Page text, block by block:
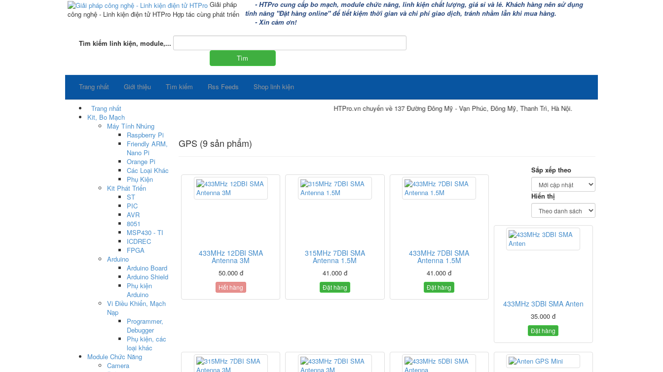
Giải pháp
công nghệ - Linh kiện điện tử HTPro Hợp tác cùng phát triển
- HTPro cung cấp bo mạch, module chức năng, linh kiện chất lượng, giá sỉ và lẻ. Khách hàng nên sử dụng
tính năng "Đặt hàng online" để tiết kiệm thời gian và chi phí giao dịch, tránh nhầm lẫn khi mua hàng.
- Xin cảm ơn!
Tìm kiếm linh kiện, module,...
Trang nhất Giới thiệu Tìm kiếm Rss Feeds Shop linh kiện
HTPro.vn chuyển về 137 Đường Đông Mỹ - Vạn Phúc, Đông Mỹ, Thanh Trì, Hà Nội.
GPS (9 sản phẩm)
Sắp xếp theo
Hiển thị
433MHz 12DBI SMA
Antenna 3M
50.000 đ
Hết hàng
315MHz 7DBI SMA
Antenna 1.5M
41.000 đ
Đặt hàng
433MHz 7DBI SMA
Antenna 1.5M
41.000 đ
Đặt hàng
433MHz 3DBI SMA Anten
35.000 đ
Đặt hàng
Trang nhất
Kit, Bo Mạch
Máy Tính Nhúng
Raspberry Pi
Friendly ARM,
Nano Pi
Orange Pi
Các Loại Khác
Phụ Kiện
Kit Phát Triển
ST
PIC
AVR
8051
MSP430 - TI
ICDREC
FPGA
Arduino
Arduino Board
Arduino Shield
Phụ kiện
Arduino
Vi Điều Khiển, Mạch
Nạp
Programmer,
Debugger
Phụ kiện, các
loại khác
Module Chức Năng
Camera